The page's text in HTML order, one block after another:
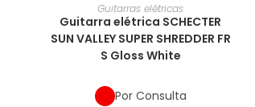
Guitarras elétricas
Guitarra elétrica SCHECTER
SUN VALLEY SUPER SHREDDER FR
S Gloss White
Por Consulta